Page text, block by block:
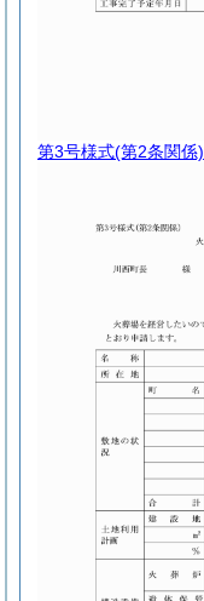
第3号様式(第2条関係)